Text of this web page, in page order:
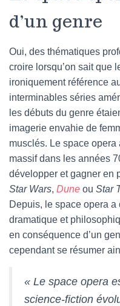
d’un genre
Oui, des thématiques
croire lorsqu’on sait que
ironiquement référence
interminables séries
les débuts du genre
imagerie envahie de
musclés. Le space
massif dans les années
développer et gagner en
Star Wars, Dune ou Star
Depuis, le space opera
dramatique et
en conséquence d’un
cependant se résumer
« Le space opera
science-fiction